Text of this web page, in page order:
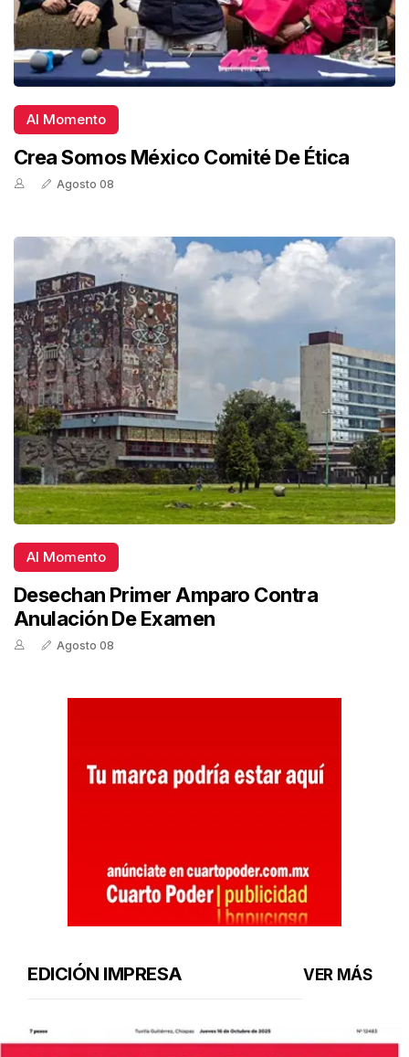
Al Momento
Crea Somos México Comité De Ética
Agosto 08
Al Momento
Desechan Primer Amparo Contra
Anulación De Examen
Agosto 08
EDICIÓN IMPRESA VER MÁS